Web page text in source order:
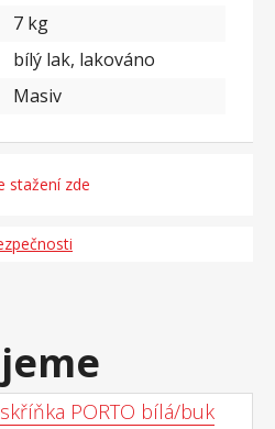
7 kg
bílý lak, lakováno
Masiv
stažení zde
PORTO bílá/buk